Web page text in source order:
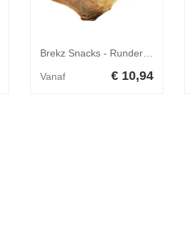
Brekz Snacks - Runderschouderblad XL voor de hond 1 stuk
Vanaf € 10,94